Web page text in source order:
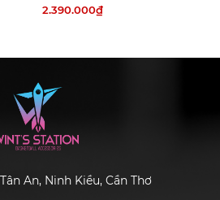
2.390.000₫
An, Ninh Kiều, Cần Thơ